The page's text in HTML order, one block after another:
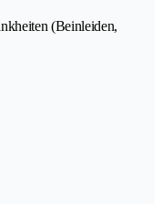
(Beinleiden,